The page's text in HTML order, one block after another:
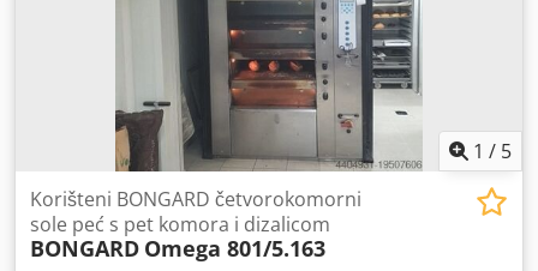
1 / 5
Korišteni BONGARD četvorokomorni
sole peć s pet komora i dizalicom
BONGARD Omega 801/5.163